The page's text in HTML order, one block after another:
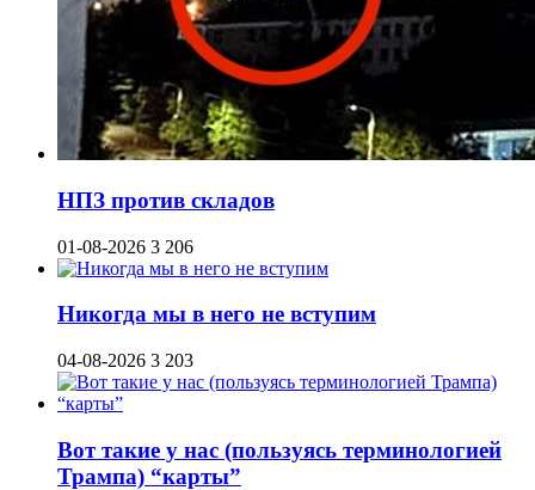
НПЗ против складов
01-08-2026 3 206
Никогда мы в него не вступим
04-08-2026 3 203
Вот такие у нас (пользуясь терминологией
Трампа) “карты”